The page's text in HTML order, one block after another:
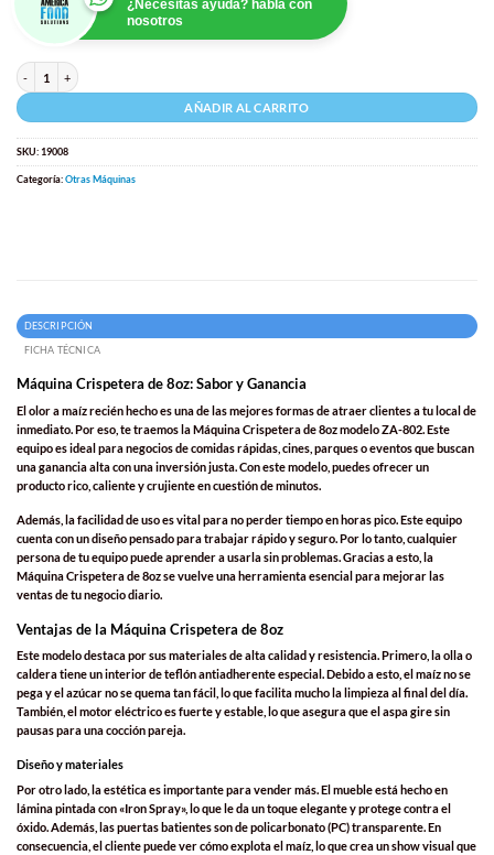
¿Necesitas ayuda? habla con
nosotros
Maquina Crispetera de 8oz Modelo: ZA-802 cantidad
AÑADIR AL CARRITO
SKU: 19008
Categoría:Otras Máquinas
DESCRIPCIÓN
FICHA TÉCNICA
Máquina Crispetera de 8oz: Sabor y Ganancia
El olor a maíz recién hecho es una de las mejores formas de atraer clientes a tu local de
inmediato. Por eso, te traemos laMáquina Crispetera de 8ozmodelo ZA-802. Este
equipo es ideal para negocios de comidas rápidas, cines, parques o eventos que buscan
una ganancia alta con una inversión justa. Con este modelo, puedes ofrecer un
producto rico, caliente y crujiente en cuestión de minutos.
Además, la facilidad de uso es vital para no perder tiempo en horas pico. Este equipo
cuenta con un diseño pensado para trabajar rápido y seguro. Por lo tanto, cualquier
persona de tu equipo puede aprender a usarla sin problemas. Gracias a esto, la
Máquina Crispetera de 8ozse vuelve una herramienta esencial para mejorar las
ventas de tu negocio diario.
Ventajas de la Máquina Crispetera de 8oz
Este modelo destaca por sus materiales de alta calidad y resistencia. Primero, la olla o
caldera tiene un interior de teflón antiadherente especial. Debido a esto, el maíz no se
pega y el azúcar no se quema tan fácil, lo que facilita mucho la limpieza al final del día.
También, el motor eléctrico es fuerte y estable, lo que asegura que el aspa gire sin
pausas para una cocción pareja.
Diseño y materiales
Por otro lado, la estética es importante para vender más. El mueble está hecho en
lámina pintada con «Iron Spray», lo que le da un toque elegante y protege contra el
óxido. Además, las puertas batientes son de policarbonato (PC) transparente. En
consecuencia, el cliente puede ver cómo explota el maíz, lo que crea un show visual que